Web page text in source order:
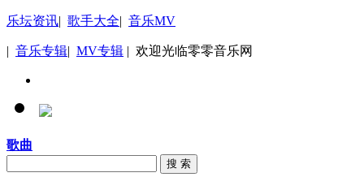
乐坛资讯| 歌手大全| 音乐MV
| 音乐专辑| MV专辑 | 欢迎光临零零音乐网
歌曲
搜 索